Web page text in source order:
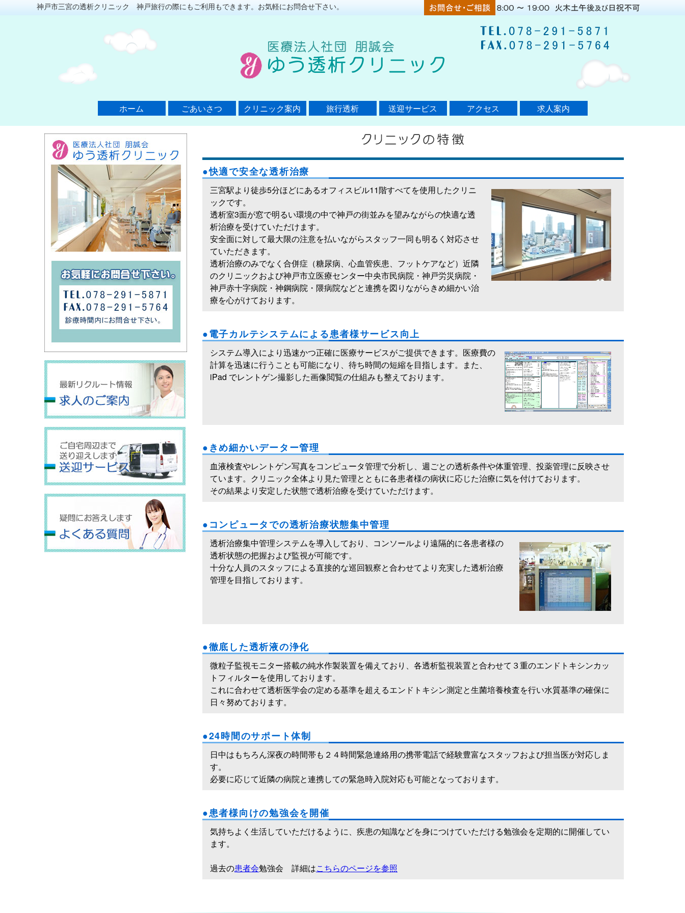
神戸市三宮の透析クリニック 神戸旅行の際にもご利用もできます。お気軽にお問合せ下さい。
ホーム ごあいさつ クリニック案内 旅行透析 送迎サービス アクセス 求人案内
●快適で安全な透析治療
三宮駅より徒歩5分ほどにあるオフィスビル11階すべてを使用したクリニ
ックです。
透析室3面が窓で明るい環境の中で神戸の街並みを望みながらの快適な透
析治療を受けていただけます。
安全面に対して最大限の注意を払いながらスタッフ一同も明るく対応させ
ていただきます。
透析治療のみでなく合併症（糖尿病、心血管疾患、フットケアなど）近隣
のクリニックおよび神戸市立医療センター中央市民病院・神戸労災病院・
神戸赤十字病院・神鋼病院・隈病院などと連携を図りながらきめ細かい治
療を心がけております。
●電子カルテシステムによる患者様サービス向上
システム導入により迅速かつ正確に医療サービスがご提供できます。医療費の
計算を迅速に行うことも可能になり、待ち時間の短縮を目指します。また、
iPad でレントゲン撮影した画像閲覧の仕組みも整えております。
●きめ細かいデーター管理
血液検査やレントゲン写真をコンピュータ管理で分析し、週ごとの透析条件や体重管理、投薬管理に反映させ
ています。クリニック全体より見た管理とともに各患者様の病状に応じた治療に気を付けております。
その結果より安定した状態で透析治療を受けていただけます。
●コンピュータでの透析治療状態集中管理
透析治療集中管理システムを導入しており、コンソールより遠隔的に各患者様の
透析状態の把握および監視が可能です。
十分な人員のスタッフによる直接的な巡回観察と合わせてより充実した透析治療
管理を目指しております。
●徹底した透析液の浄化
微粒子監視モニター搭載の純水作製装置を備えており、各透析監視装置と合わせて３重のエンドトキシンカッ
トフィルターを使用しております。
これに合わせて透析医学会の定める基準を超えるエンドトキシン測定と生菌培養検査を行い水質基準の確保に
日々努めております。
●24時間のサポート体制
日中はもちろん深夜の時間帯も２４時間緊急連絡用の携帯電話で経験豊富なスタッフおよび担当医が対応しま
す。
必要に応じて近隣の病院と連携しての緊急時入院対応も可能となっております。
●患者様向けの勉強会を開催
気持ちよく生活していただけるように、疾患の知識などを身につけていただける勉強会を定期的に開催してい
ます。
過去の患者会勉強会 詳細はこちらのページを参照